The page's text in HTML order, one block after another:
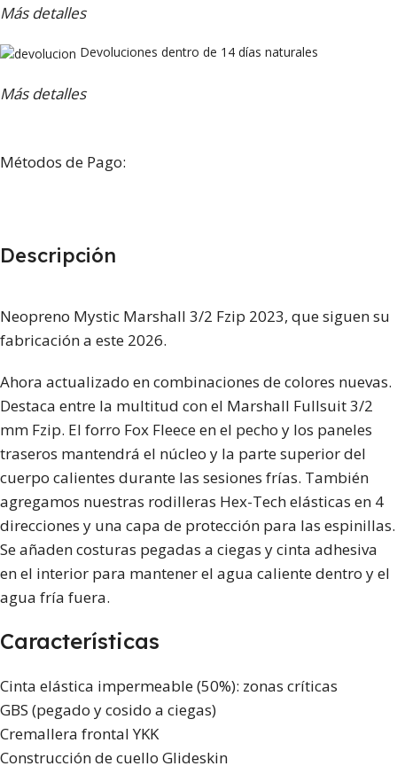
Más detalles
Devoluciones dentro de 14 días naturales
Más detalles
Métodos de Pago:
Descripción
Neopreno Mystic Marshall 3/2 Fzip 2023, que siguen su
fabricación a este 2026.
Ahora actualizado en combinaciones de colores nuevas.
Destaca entre la multitud con el Marshall Fullsuit 3/2
mm Fzip. El forro Fox Fleece en el pecho y los paneles
traseros mantendrá el núcleo y la parte superior del
cuerpo calientes durante las sesiones frías. También
agregamos nuestras rodilleras Hex-Tech elásticas en 4
direcciones y una capa de protección para las espinillas.
Se añaden costuras pegadas a ciegas y cinta adhesiva
en el interior para mantener el agua caliente dentro y el
agua fría fuera.
Características
Cinta elástica impermeable (50%): zonas críticas
GBS (pegado y cosido a ciegas)
Cremallera frontal YKK
Construcción de cuello Glideskin